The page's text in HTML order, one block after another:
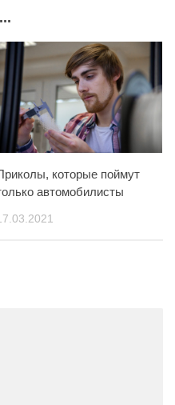
которые поймут
автомобилисты